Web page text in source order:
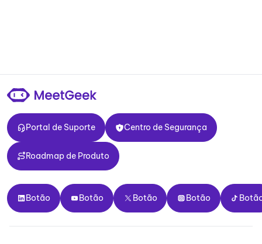
Portal de Suporte
Portal de Suporte
Centro de Segurança
Centro de Segurança
Roadmap de Produto
Roadmap de Produto
Botão
Botão
Botão
Botão
Botão
Botão
Botão
Botão Botão